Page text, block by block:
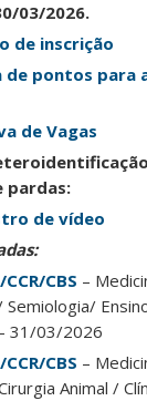
03/2026.
de inscrição
de pontos para
de Vagas
pardas:
de vídeo
CBS –
Semiologia/
31/03/2026
CBS –
Animal /